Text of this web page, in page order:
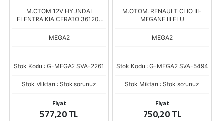
M.OTOM 12V HYUNDAI
ELENTRA KIA CERATO 36120-
MEGA2
Stok Kodu : G-MEGA2 SVA-2261
Stok Miktarı : Stok sorunuz
Fiyat
577,20 TL
M.OTOM. RENAULT CLIO III-
MEGANE III FLU
MEGA2
Stok Kodu : G-MEGA2 SVA-5494
Stok Miktarı : Stok sorunuz
Fiyat
750,20 TL